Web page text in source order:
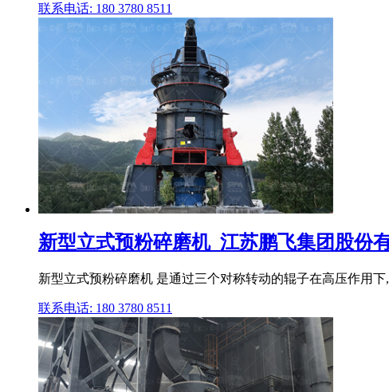
联系电话: 180 3780 8511
新型立式预粉碎磨机_江苏鹏飞集团股份
新型立式预粉碎磨机 是通过三个对称转动的辊子在高压作用
联系电话: 180 3780 8511